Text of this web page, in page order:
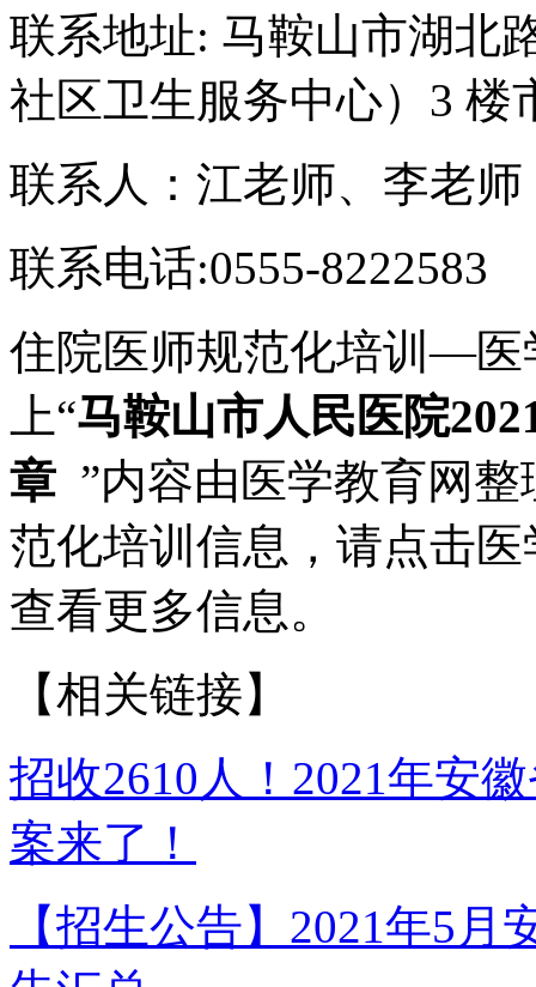
联系地址: 马鞍山市湖北
社区卫生服务中心）3 楼
联系人：江老师、李老师
联系电话:0555-8222583
住院医师规范化培训—医
上“马鞍山市人民医院
章 ”内容由医学教育网
范化培训信息，请点击医
查看更多信息。
【相关链接】
招收2610人！2021年安
案来了！
【招生公告】2021年5